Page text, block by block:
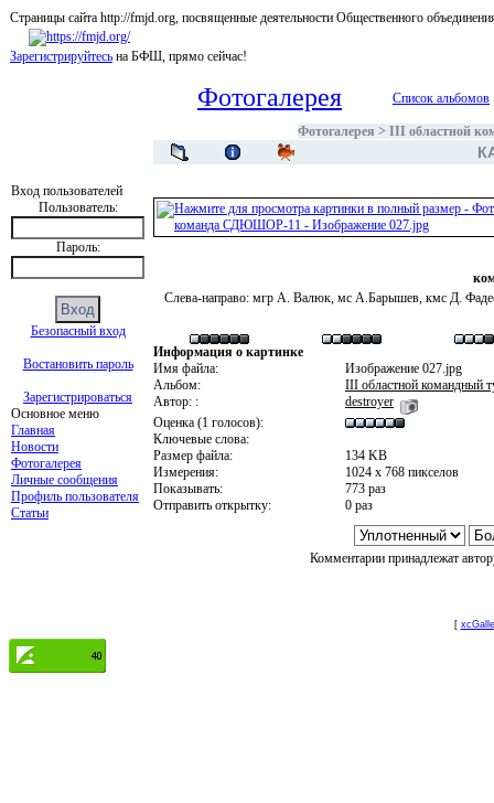
Страницы сайта http://fmjd.org, посвященные деятельности Общественного
Зарегистрируйтесь на БФШ, прямо сейчас!
Вход пользователей
Пользователь:
Пароль:
Безопасный вход
Востановить пароль
Зарегистрироваться
Основное меню
Главная
Новости
Фотогалерея
Личные сообщения
Профиль пользователя
Статьи
Фотогалерея Список альбомов
Фотогалерея > III областной
Слева-направо: мгр А. Валюк, мс А.Барышев, кмс Д.
Информация о картинке
Имя файла:
Изображение 027.jpg
Альбом:
III областной командный
Автор: :
destroyer
Оценка (1 голосов):
Ключевые слова:
Размер файла:
134 KB
Измерения:
1024 x 768 пикселов
Показывать:
773 раз
Отправить открытку:
0 раз
Комментарии принадлежат
[